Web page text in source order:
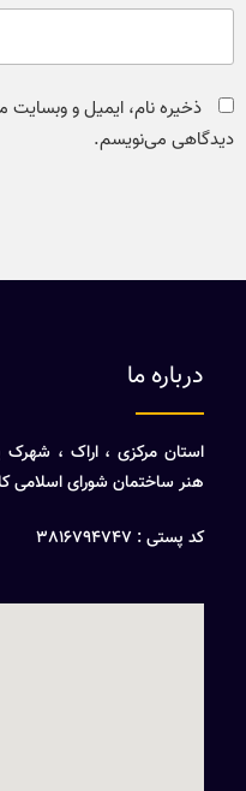
ذخیره نام، ایمیل و وبسایت
دیدگاهی می‌نویسم.
درباره ما
استان مرکزی ، اراک ، شهرک
هنر ساختمان شورای اسلامی
کد پستی : 3816794747